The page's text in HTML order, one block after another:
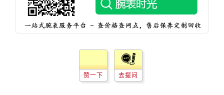
赞一下 去提问